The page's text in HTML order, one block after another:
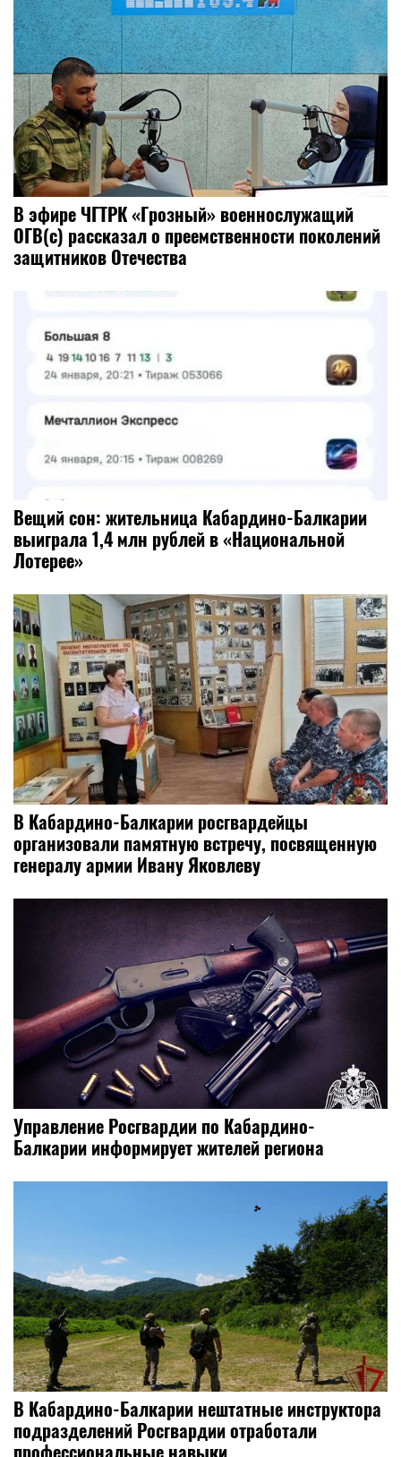
В эфире ЧГТРК «Грозный» военнослужащий
ОГВ(с) рассказал о преемственности поколений
защитников Отечества
Вещий сон: жительница Кабардино-Балкарии
выиграла 1,4 млн рублей в «Национальной
Лотерее»
В Кабардино-Балкарии росгвардейцы
организовали памятную встречу, посвященную
генералу армии Ивану Яковлеву
Управление Росгвардии по Кабардино-
Балкарии информирует жителей региона
​В Кабардино-Балкарии нештатные инструктора
подразделений Росгвардии отработали